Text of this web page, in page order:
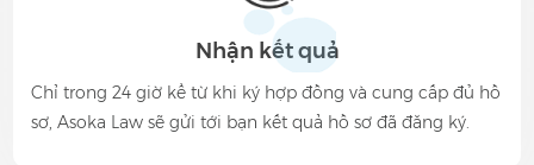
Nhận kết quả
Chỉ trong 24 giờ kể từ khi ký hợp đồng và cung cấp đủ hồ
sơ, Asoka Law sẽ gửi tới bạn kết quả hồ sơ đã đăng ký.